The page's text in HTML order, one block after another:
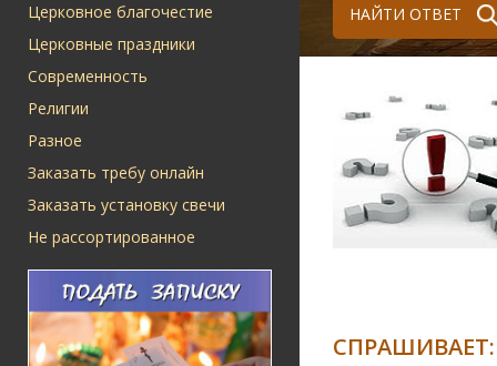
Церковное благочестие
Церковные праздники
Современность
Религии
Разное
Заказать требу онлайн
Заказать установку свечи
Не рассортированное
НАЙТИ ОТВЕТ
СПРАШИВАЕТ: